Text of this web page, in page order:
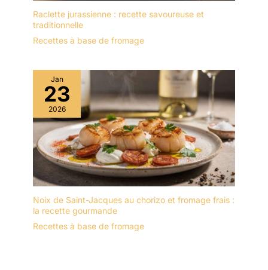
Raclette jurassienne : recette savoureuse et
traditionnelle
Recettes à base de fromage
Jan
23
2026
Noix de Saint-Jacques au chorizo et fromage frais :
la recette gourmande
Recettes à base de fromage